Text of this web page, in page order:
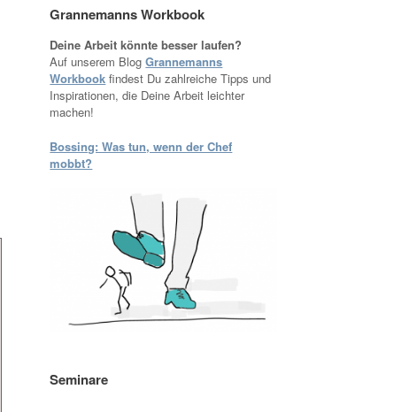
Grannemanns Workbook
Deine Arbeit könnte besser laufen?
Auf unserem BlogGrannemanns
Workbook findest Du zahlreiche Tipps und
Inspirationen, die Deine Arbeit leichter
machen!
Bossing: Was tun, wenn der Chef
mobbt?
Seminare